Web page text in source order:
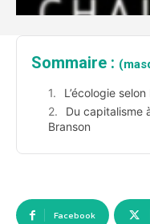
Sommaire :
L’écologie
Du capitalisme
Branson
Facebook